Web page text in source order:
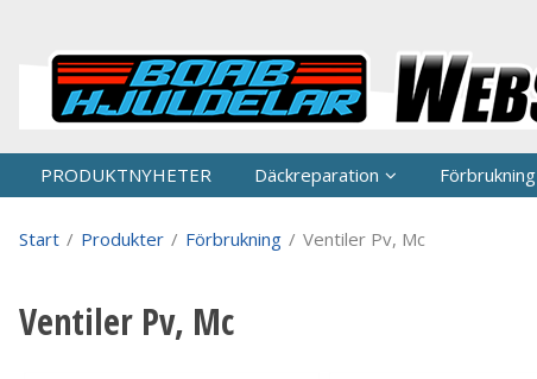
PRODUKTNYHETER Däckreparation Förbrukning
Start / Produkter / Förbrukning / Ventiler Pv, Mc
Ventiler Pv, Mc